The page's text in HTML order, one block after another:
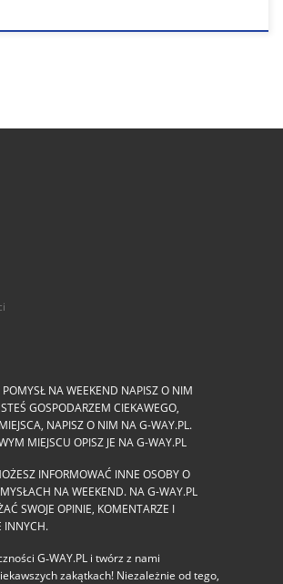
NA WEEKEND NAPISZ O NIM
GOSPODARZEM CIEKAWEGO,
NAPISZ O NIM NA G-WAY.PL.
MIEJSCU OPISZ JE NA G-WAY.PL
INFORMOWAĆ INNE OSOBY O
NA WEEKEND. NA G-WAY.PL
SWOJE OPINIE, KOMENTARZE I
INNYCH.
G‑WAY.PL i twórz z nami
zakątkach! Niezależnie od tego,